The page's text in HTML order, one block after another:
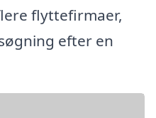
flyttefirmaer,
efter en